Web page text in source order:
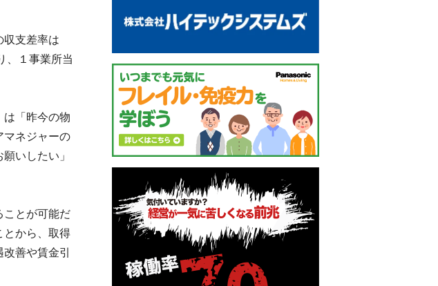
支差率は
、１事業所当
「昨今の物
マネジャーの
いしたい」
ことが可能だ
とから、取得
善や賃金引